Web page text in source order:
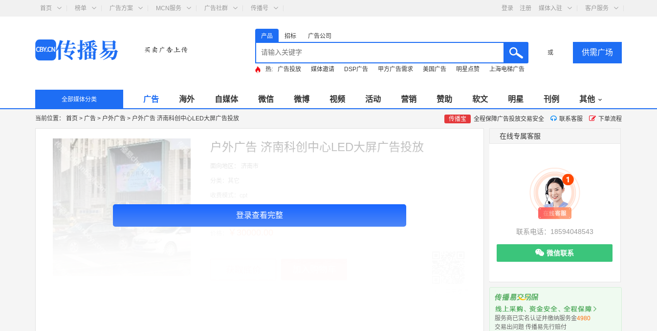
首页 榜单 广告方案 MCN服务 广告社群 传播号 登录 注册 媒体入驻 客户服务
产品 招标 广告公司
或 供需广场
热: 广告投放 媒体邀请 DSP广告 甲方广告需求 美国广告 明星点赞 上海电梯广告
全部媒体分类 广告 海外 自媒体 微信 微博 视频 活动 营销 赞助 软文 明星 刊例 其他
当前位置： 首页 > 广告 > 户外广告 > 户外广告 济南科创中心LED大屏广告投放 传播宝 全程保障广告投放交易安全 联系客服 下单流程
登录查看完整
户外广告 济南科创中心LED大屏广告投放
面向地区： 济南市
广告投放注意事项：以上价格按周合作
在线专属客服
联系电话：18594048543
微信联系
服务商已实名认证并缴纳服务金4980
交易出问题 传播易先行赔付